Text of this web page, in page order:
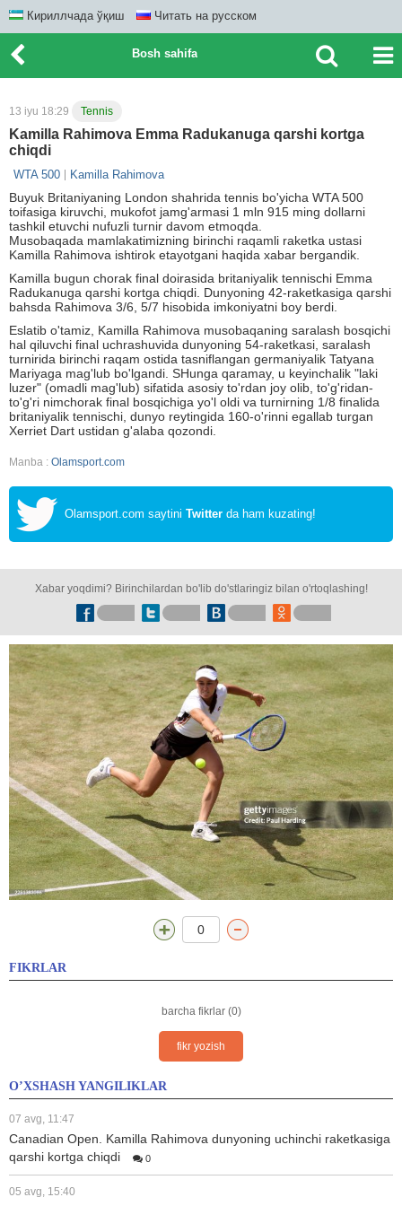
Кириллчада ўқиш Читать на русском
Bosh sahifa
13 iyu 18:29 Tennis
Kamilla Rahimova Emma Radukanuga qarshi kortga
chiqdi
WTA 500 Kamilla Rahimova
Buyuk Britaniyaning London shahrida tennis bo'yicha WTA 500
toifasiga kiruvchi, mukofot jamg'armasi 1 mln 915 ming dollarni
tashkil etuvchi nufuzli turnir davom etmoqda.
Musobaqada mamlakatimizning birinchi raqamli raketka ustasi
Kamilla Rahimova ishtirok etayotgani haqida xabar bergandik.
Kamilla bugun chorak final doirasida britaniyalik tennischi Emma
Radukanuga qarshi kortga chiqdi. Dunyoning 42-raketkasiga qarshi
bahsda Rahimova 3/6, 5/7 hisobida imkoniyatni boy berdi.
Eslatib o'tamiz, Kamilla Rahimova musobaqaning saralash bosqichi
hal qiluvchi final uchrashuvida dunyoning 54-raketkasi, saralash
turnirida birinchi raqam ostida tasniflangan germaniyalik Tatyana
Mariyaga mag'lub bo'lgandi. SHunga qaramay, u keyinchalik "laki
luzer" (omadli mag'lub) sifatida asosiy to'rdan joy olib, to'g'ridan-
to'g'ri nimchorak final bosqichiga yo'l oldi va turnirning 1/8 finalida
britaniyalik tennischi, dunyo reytingida 160-o'rinni egallab turgan
Xerriet Dart ustidan g'alaba qozondi.
Manba : Olamsport.com
Olamsport.com saytini Twitter da ham kuzating!
Xabar yoqdimi? Birinchilardan bo'lib do'stlaringiz bilan o'rtoqlashing!
0
FIKRLAR
barcha fikrlar (0)
fikr yozish
O’XSHASH YANGILIKLAR
07 avg, 11:47
Canadian Open. Kamilla Rahimova dunyoning uchinchi raketkasiga
qarshi kortga chiqdi
0
05 avg, 15:40